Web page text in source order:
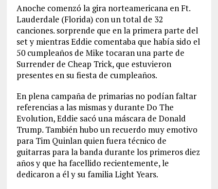
Anoche comenzó la gira norteamericana en Ft.
Lauderdale (Florida) con un total de 32
canciones. sorprende que en la primera parte del
set y mientras Eddie comentaba que había sido el
50 cumpleaños de Mike tocaran una parte de
Surrender de Cheap Trick, que estuvieron
presentes en su fiesta de cumpleaños.
En plena campaña de primarias no podían faltar
referencias a las mismas y durante Do The
Evolution, Eddie sacó una máscara de Donald
Trump. También hubo un recuerdo muy emotivo
para Tim Quinlan quien fuera técnico de
guitarras para la banda durante los primeros diez
años y que ha facellido recientemente, le
dedicaron a él y su familia Light Years.